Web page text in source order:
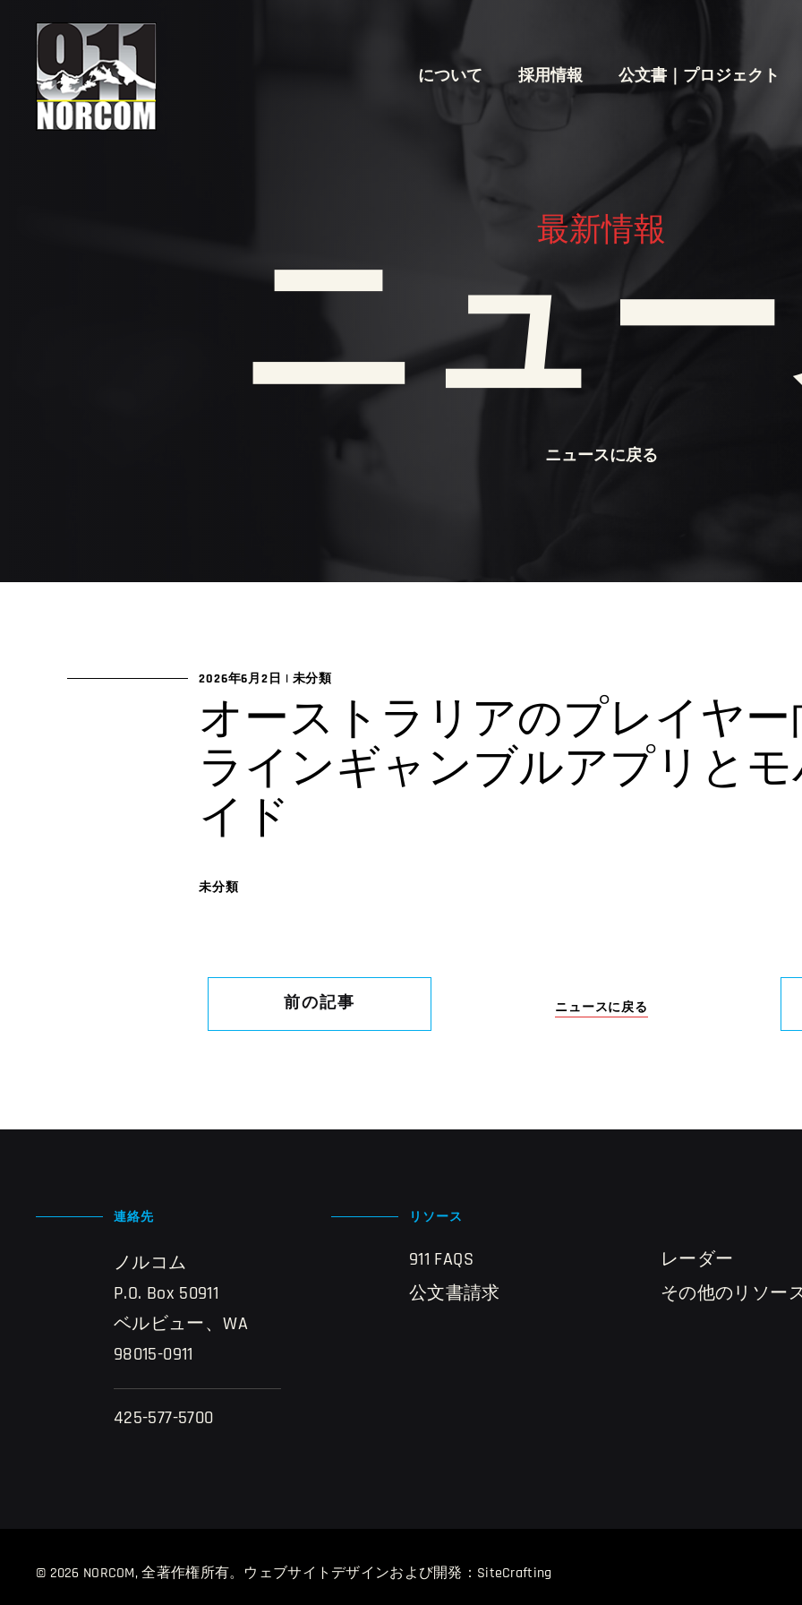
について 採用情報 公文書｜プロジェクト
最新情報
ニュ
ニュースに戻る
2026年6月2日 | 未分類
オーストラリアのプレイヤ
ラインギャンブルアプリと
イド
未分類
前の記事 ニュースに戻る
連絡先
ノルコム
P.O. Box 50911
ベルビュー、WA
98015-0911
425-577-5700
リソース
911 FAQS
公文書請求
レーダー
その他のリソー
© 2026 NORCOM, 全著作権所有。 ウェブサイトデザインおよび開発：SiteCrafting